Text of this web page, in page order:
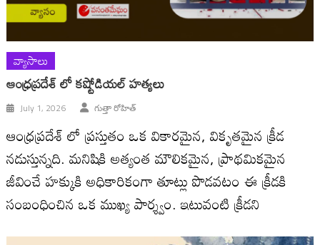
వ్యాసాలు
ఆంధ్రప్రదేశ్ లో కష్టోడియల్ హత్యలు
July 1, 2026 గుత్తా రోహిత్
ఆంధ్రప్రదేశ్ లో ప్రస్తుతం ఒక వికారమైన, వికృతమైన క్రీడ
నడుస్తున్నది. మనిషికి అత్యంత మౌలికమైన, ప్రాథమికమైన
జీవించే హక్కుకి అధికారికంగా తూట్లు పొడవటం ఈ క్రీడకి
సంబంధించిన ఒక ముఖ్య పార్శ్వం. ఇటువంటి క్రీడని